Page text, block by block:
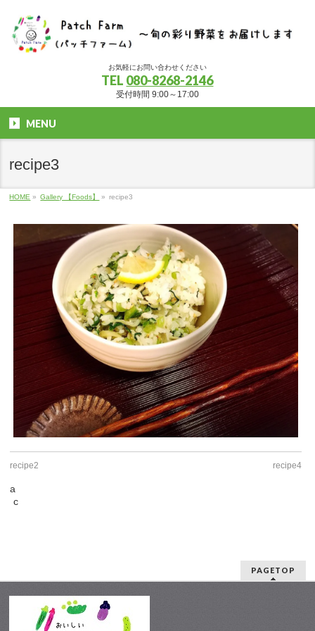
お気軽にお問い合わせください
TEL 080-8268-2146
受付時間 9:00～17:00
MENU
recipe3
HOME » Gallery 【Foods】 » recipe3
recipe2 recipe4
a
c
PAGETOP